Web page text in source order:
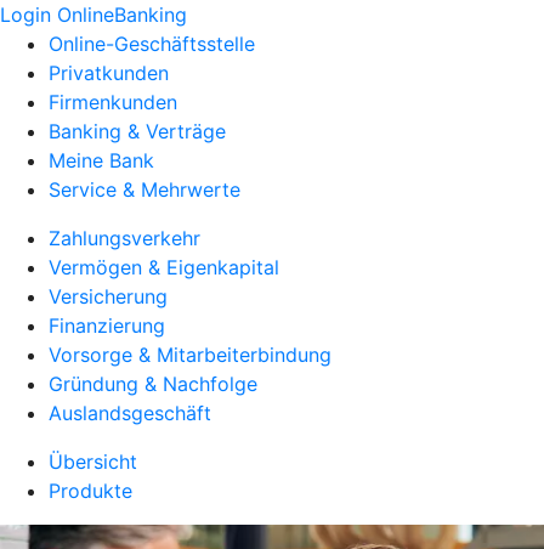
Login OnlineBanking
Online-Geschäftsstelle
Privatkunden
Firmenkunden
Banking & Verträge
Meine Bank
Service & Mehrwerte
Zahlungsverkehr
Vermögen & Eigenkapital
Versicherung
Finanzierung
Vorsorge & Mitarbeiterbindung
Gründung & Nachfolge
Auslandsgeschäft
Übersicht
Produkte